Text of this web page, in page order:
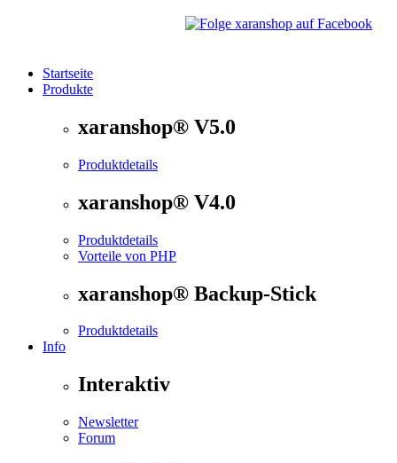
Startseite
Produkte
xaranshop® V5.0
Produktdetails
xaranshop® V4.0
Produktdetails
Vorteile von PHP
xaranshop® Backup-Stick
Produktdetails
Info
Interaktiv
Newsletter
Forum